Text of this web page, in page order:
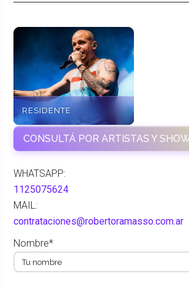
RESIDENTE
CONSULTÁ POR ARTISTAS Y
WHATSAPP:
1125075624
MAIL:
contrataciones@robertoramasso.com.ar
Nombre*